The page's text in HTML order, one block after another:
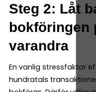
Steg 2: Låt
bokföringen
varandra
En vanlig stressfaktor
hundratals